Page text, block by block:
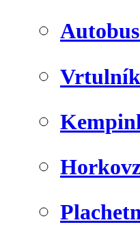
Vrtulník